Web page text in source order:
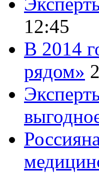
12:45
В 2014
рядом»